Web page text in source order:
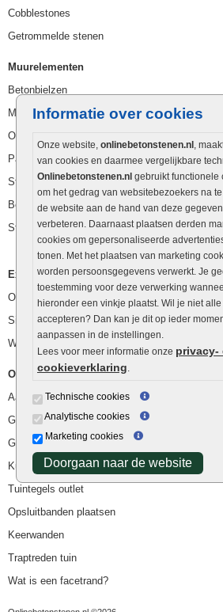
Informatie over cookies
Onze website, onlinebetonstenen.nl ,
van cookies en daarmee vergelijkbare
Onlinebetonstenen.nl gebruikt functionele
om het gedrag van websitebezoekers na
de website aan de hand van deze
verbeteren. Daarnaast plaatsen derden
cookies om gepersonaliseerde
tonen. Met het plaatsen van marketing
worden persoonsgegevens verwerkt. Je
toestemming voor deze verwerking
hieronder een vinkje plaatst. Wil je niet
accepteren? Dan kan je dit op ieder
aanpassen in de instellingen.
Lees voor meer informatie onze privacy-
cookieverklaring.
Technische cookies
Analytische cookies
Marketing cookies
Doorgaan naar de website
Cobblestones
Getrommelde stenen
Muurelementen
Betonbielzen
Muurstenen
Opsluitbanden
Palissaden
Stapelblokken
Betonblokken
Stapelstenen
Extra benodigdheden
Ophoogzand
Siergrind en siersplit
Waterafvoer
Overig
Aanbiedingen
Goedkope bestrating
Goedkope tuintegels
Kunstgras
Tuintegels outlet
Opsluitbanden plaatsen
Keerwanden
Traptreden tuin
Wat is een facetrand?